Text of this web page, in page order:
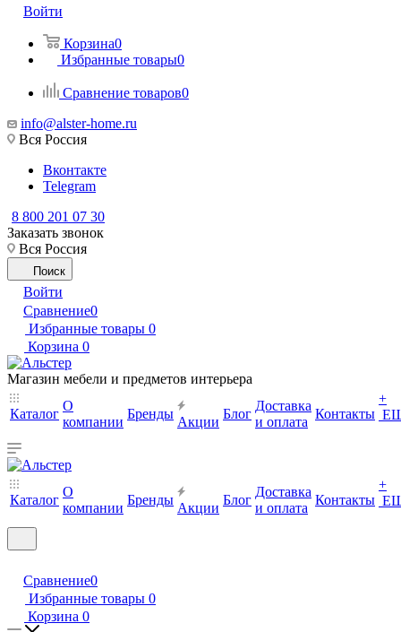
Войти
Корзина0
Избранные товары0
Сравнение товаров0
info@alster-home.ru
Вся Россия
Вконтакте
Telegram
8 800 201 07 30
Заказать звонок
Вся Россия
Поиск
Войти
Сравнение0
Избранные товары 0
Корзина 0
Магазин мебели и предметов интерьера
Каталог
О
компании
Бренды
Акции
Блог
Доставка
и оплата
Контакты
+
Каталог
О
компании
Бренды
Акции
Блог
Доставка
и оплата
Контакты
+
Сравнение0
Избранные товары 0
Корзина 0